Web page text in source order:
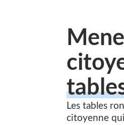
Les tables
citoyenne